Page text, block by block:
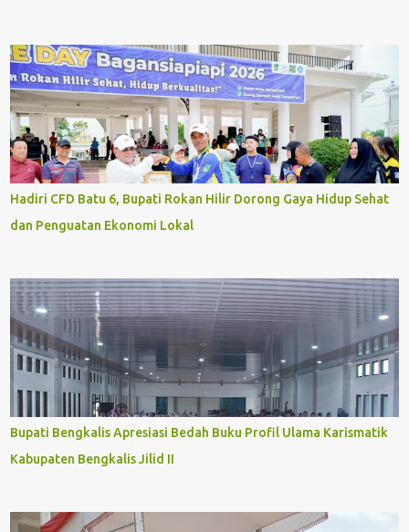
Hadiri CFD Batu 6, Bupati Rokan Hilir Dorong Gaya Hidup Sehat
dan Penguatan Ekonomi Lokal
Bupati Bengkalis Apresiasi Bedah Buku Profil Ulama Karismatik
Kabupaten Bengkalis Jilid II